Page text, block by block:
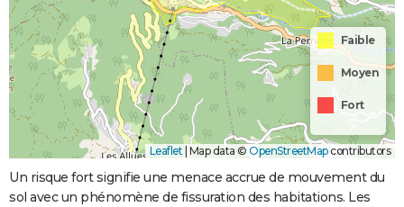
Faible
Moyen
Fort
Leaflet Map data © OpenStreetMapcontributors
Un risque fort signifie une menace accrue de mouvement du
sol avec un phénomène de fissuration des habitations. Les